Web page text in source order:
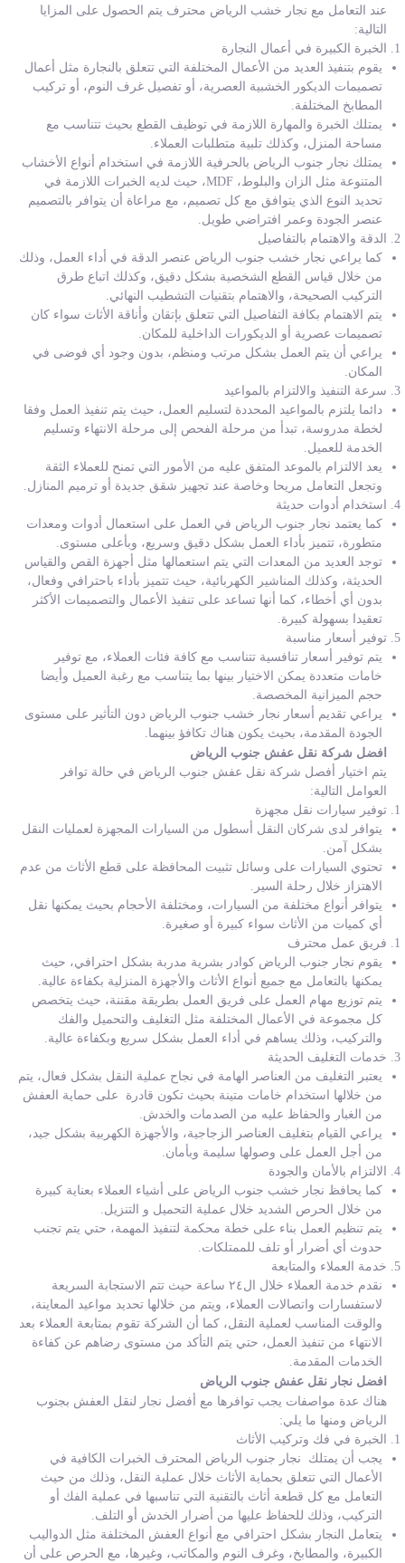
عند التعامل مع نجار خشب الرياض محترف يتم الحصول على المزايا
التالية:
الخبرة الكبيرة في أعمال النجارة
يقوم بتنفيذ العديد من الأعمال المختلفة التي تتعلق بالنجارة مثل أعمال
تصميمات الديكور الخشبية العصرية، أو تفصيل غرف النوم، أو تركيب
المطابخ المختلفة.
يمتلك الخبرة والمهارة اللازمة في توظيف القطع بحيث تتناسب مع
مساحة المنزل، وكذلك تلبية متطلبات العملاء.
يمتلك نجار جنوب الرياض بالحرفية اللازمة في استخدام أنواع الأخشاب
المتنوعة مثل الزان والبلوط، MDF، حيث لديه الخبرات اللازمة في
تحديد النوع الذي يتوافق مع كل تصميم، مع مراعاة أن يتوافر بالتصميم
عنصر الجودة وعمر افتراضي طويل.
الدقة والاهتمام بالتفاصيل
كما يراعي نجار خشب جنوب الرياض عنصر الدقة في أداء العمل، وذلك
من خلال قياس القطع الشخصية بشكل دقيق، وكذلك اتباع طرق
التركيب الصحيحة، والاهتمام بتقنيات التشطيب النهائي.
يتم الاهتمام بكافة التفاصيل التي تتعلق بإتقان وأناقة الأثاث سواء كان
تصميمات عصرية أو الديكورات الداخلية للمكان.
يراعي أن يتم العمل بشكل مرتب ومنظم، بدون وجود أي فوضى في
المكان.
سرعة التنفيذ والالتزام بالمواعيد
دائما يلتزم بالمواعيد المحددة لتسليم العمل، حيث يتم تنفيذ العمل وفقا
لخطة مدروسة، تبدأ من مرحلة الفحص إلى مرحلة الانتهاء وتسليم
الخدمة للعميل.
يعد الالتزام بالموعد المتفق عليه من الأمور التي تمنح للعملاء الثقة
وتجعل التعامل مريحا وخاصة عند تجهيز شقق جديدة أو ترميم المنازل.
استخدام أدوات حديثة
كما يعتمد نجار جنوب الرياض في العمل على استعمال أدوات ومعدات
متطورة، تتميز بأداء العمل بشكل دقيق وسريع، وبأعلى مستوى.
توجد العديد من المعدات التي يتم استعمالها مثل أجهزة القص والقياس
الحديثة، وكذلك المناشير الكهربائية، حيث تتميز بأداء باحترافي وفعال،
بدون أي أخطاء، كما أنها تساعد على تنفيذ الأعمال والتصميمات الأكثر
تعقيدا بسهولة كبيرة.
توفير أسعار مناسبة
يتم توفير أسعار تنافسية تتناسب مع كافة فئات العملاء، مع توفير
خامات متعددة يمكن الاختيار بينها بما يتناسب مع رغبة العميل وأيضا
حجم الميزانية المخصصة.
يراعي تقديم أسعار نجار خشب جنوب الرياض دون التأثير على مستوى
الجودة المقدمة، بحيث يكون هناك تكافؤ بينهما.
افضل شركة نقل عفش جنوب الرياض
يتم اختيار أفصل شركة نقل عفش جنوب الرياض في حالة توافر
العوامل التالية:
توفير سيارات نقل مجهزة
يتوافر لدى شركان النقل أسطول من السيارات المجهزة لعمليات النقل
بشكل آمن.
تحتوي السيارات على وسائل تثبيت المحافظة على قطع الأثاث من عدم
الاهتزاز خلال رحلة السير.
يتوافر أنواع مختلفة من السيارات، ومختلفة الأحجام بحيث يمكنها نقل
أي كميات من الأثاث سواء كبيرة أو صغيرة.
فريق عمل محترف
يقوم نجار جنوب الرياض كوادر بشرية مدربة بشكل احترافي، حيث
يمكنها بالتعامل مع جميع أنواع الأثاث والأجهزة المنزلية بكفاءة عالية.
يتم توزيع مهام العمل على فريق العمل بطريقة مقننة، حيث يتخصص
كل مجموعة في الأعمال المختلفة مثل التغليف والتحميل والفك
والتركيب، وذلك يساهم في أداء العمل بشكل سريع وبكفاءة عالية.
خدمات التغليف الحديثة
يعتبر التغليف من العناصر الهامة في نجاح عملية النقل بشكل فعال، يتم
من خلالها استخدام خامات متينة بحيث تكون قادرة على حماية العفش
من الغبار والحفاظ عليه من الصدمات والخدش.
يراعي القيام بتغليف العناصر الزجاجية، والأجهزة الكهربية بشكل جيد،
من أجل العمل على وصولها سليمة وبأمان.
الالتزام بالأمان والجودة
كما يحافظ نجار خشب جنوب الرياض على أشياء العملاء بعناية كبيرة
من خلال الحرص الشديد خلال عملية التحميل و التنزيل.
يتم تنظيم العمل بناء على خطة محكمة لتنفيذ المهمة، حتي يتم تجنب
حدوث أي أضرار أو تلف للممتلكات.
خدمة العملاء والمتابعة
نقدم خدمة العملاء خلال ال٢٤ ساعة حيث تتم الاستجابة السريعة
لاستفسارات واتصالات العملاء، ويتم من خلالها تحديد مواعيد المعاينة،
والوقت المناسب لعملية النقل، كما أن الشركة تقوم بمتابعة العملاء بعد
الانتهاء من تنفيذ العمل، حتي يتم التأكد من مستوى رضاهم عن كفاءة
الخدمات المقدمة.
افضل نجار نقل عفش جنوب الرياض
هناك عدة مواصفات يجب توافرها مع أفضل نجار لنقل العفش بجنوب
الرياض ومنها ما يلي:
الخبرة في فك وتركيب الأثاث
يجب أن يمتلك نجار جنوب الرياض المحترف الخبرات الكافية في
الأعمال التي تتعلق بحماية الأثاث خلال عملية النقل، وذلك من حيث
التعامل مع كل قطعة أثاث بالتقنية التي تناسبها في عملية الفك أو
التركيب، وذلك للحفاظ عليها من أضرار الخدش أو التلف.
يتعامل النجار بشكل احترافي مع أنواع العفش المختلفة مثل الدواليب
الكبيرة، والمطابخ، وغرف النوم والمكاتب، وغيرها، مع الحرص على أن